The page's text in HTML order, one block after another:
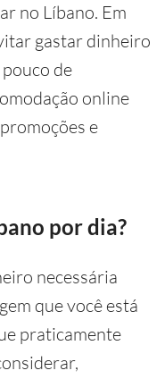
no Líbano. Em
gastar dinheiro
de
online
e
por dia?
necessária
que você está
praticamente